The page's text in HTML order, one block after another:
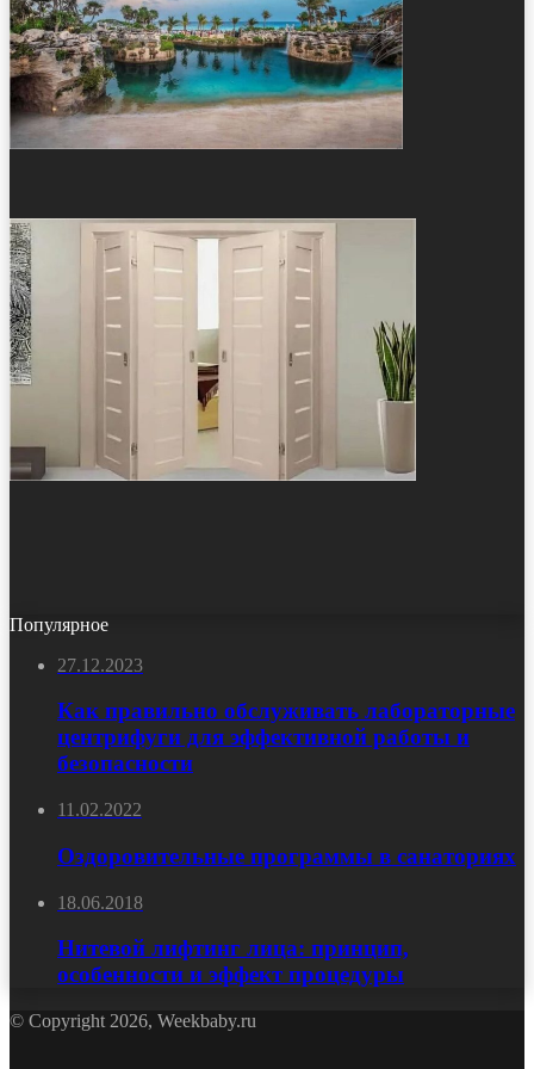
Популярное
27.12.2023
Как правильно обслуживать лабораторные
центрифуги для эффективной работы и
безопасности
11.02.2022
Оздоровительные программы в санаториях
18.06.2018
Нитевой лифтинг лица: принцип,
особенности и эффект процедуры
© Copyright 2026, Weekbaby.ru